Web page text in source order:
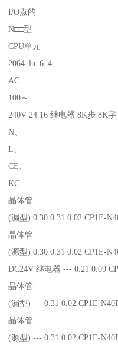
I/O点的
N□□型
CPU单元
2064_lu_6_4
AC
100～
240V 24 16 继电器 8K步 8K字
N、
L、
CE、
KC
晶体管
(漏型) 0.30 0.31 0.02 CP1E-
晶体管
(源型) 0.30 0.31 0.02 CP1E-
DC24V 继电器 --- 0.21 0.09
晶体管
(漏型) --- 0.31 0.02 CP1E-
晶体管
(源型) --- 0.31 0.02 CP1E-